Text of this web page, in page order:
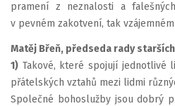
pramení z neznalosti a
v pevném zakotvení, tak
Matěj Břeň, předseda rady
1) Takové, které spojují jednotlivé
přátelských vztahů mezi lidmi
Společné bohoslužby jsou dobrý